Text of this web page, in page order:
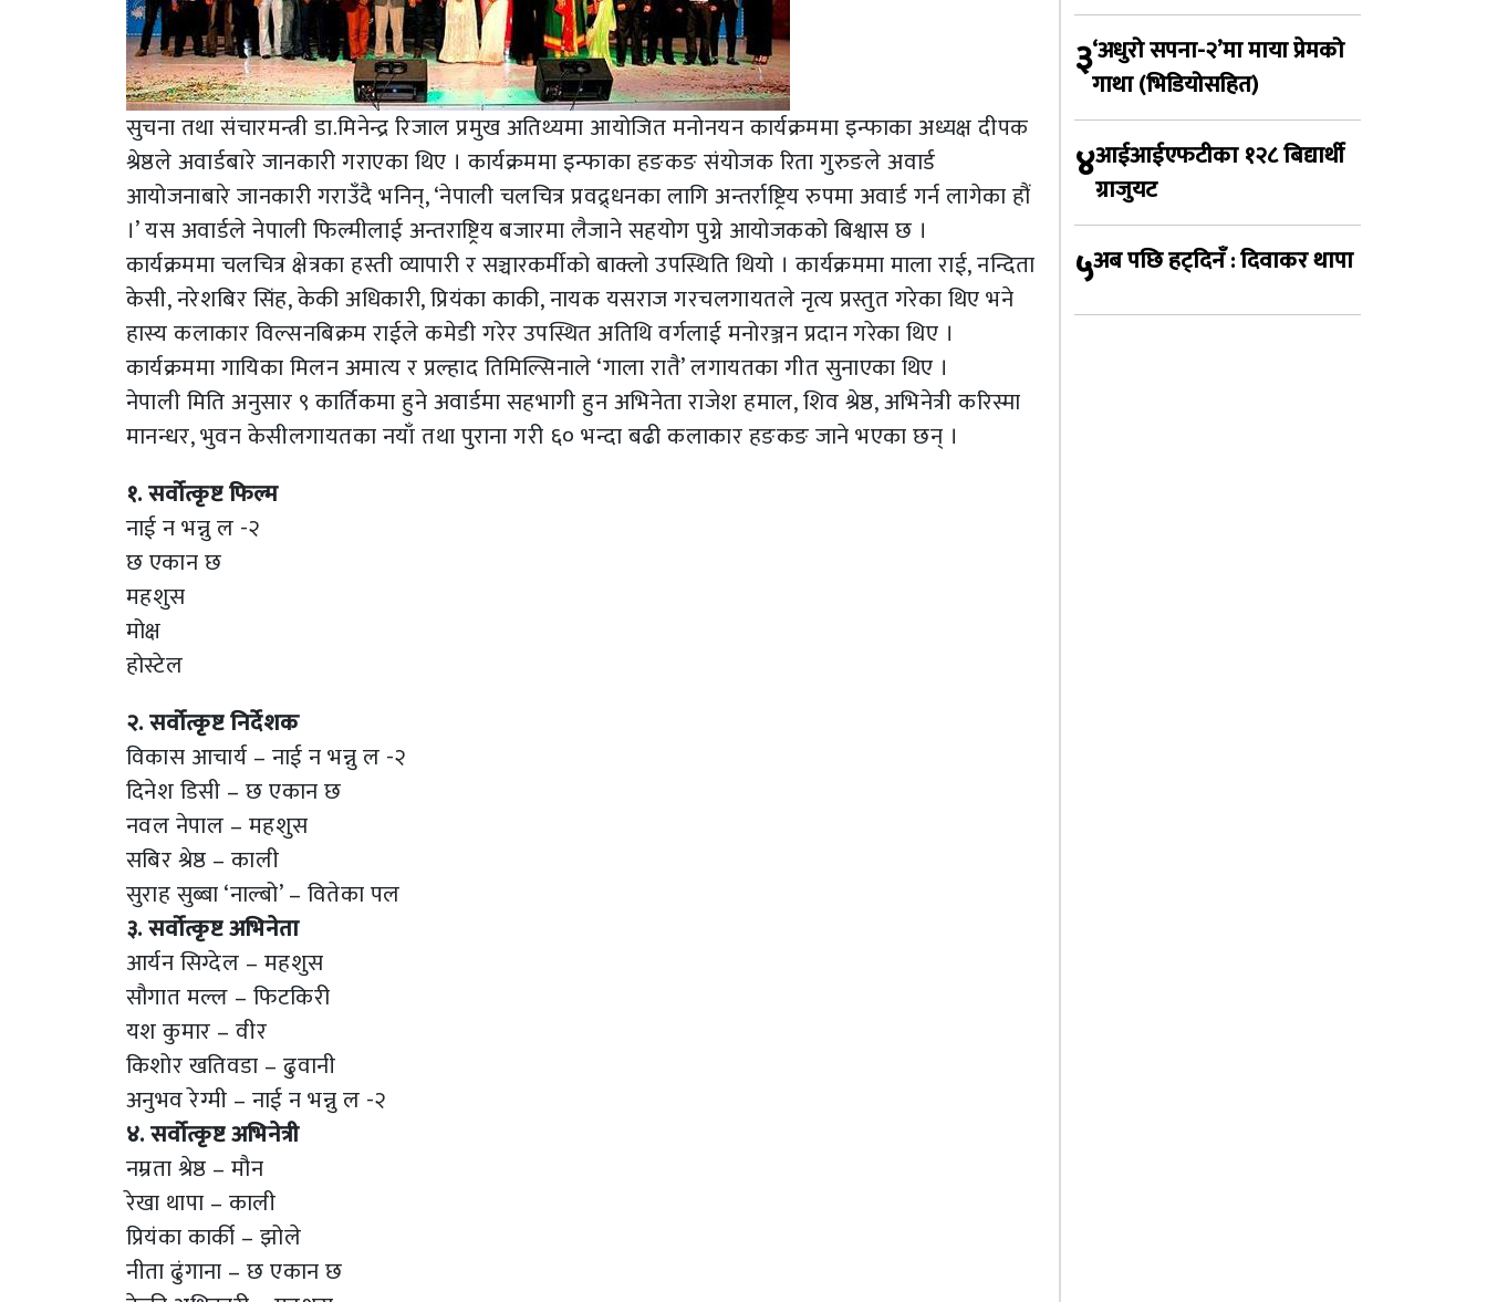
सुचना तथा संचारमन्त्री डा.मिनेन्द्र रिजाल प्रमुख अतिथ्यमा आयोजित मनोनयन कार्यक्रममा इन्फाका अध्यक्ष दीपक
श्रेष्ठले अवार्डबारे जानकारी गराएका थिए । कार्यक्रममा इन्फाका हङकङ संयोजक रिता गुरुङले अवार्ड
आयोजनाबारे जानकारी गराउँदै भनिन्, ‘नेपाली चलचित्र प्रवद्र्धनका लागि अन्तर्राष्ट्रिय रुपमा अवार्ड गर्न लागेका हौं
।’ यस अवार्डले नेपाली फिल्मीलाई अन्तराष्ट्रिय बजारमा लैजाने सहयोग पुग्ने आयोजकको बिश्वास छ ।
कार्यक्रममा चलचित्र क्षेत्रका हस्ती व्यापारी र सञ्चारकर्मीको बाक्लो उपस्थिति थियो । कार्यक्रममा माला राई, नन्दिता
केसी, नरेशबिर सिंह, केकी अधिकारी, प्रियंका काकी, नायक यसराज गरचलगायतले नृत्य प्रस्तुत गरेका थिए भने
हास्य कलाकार विल्सनबिक्रम राईले कमेडी गरेर उपस्थित अतिथि वर्गलाई मनोरञ्जन प्रदान गरेका थिए ।
कार्यक्रममा गायिका मिलन अमात्य र प्रल्हाद तिमिल्सिनाले ‘गाला रातै’ लगायतका गीत सुनाएका थिए ।
नेपाली मिति अनुसार ९ कार्तिकमा हुने अवार्डमा सहभागी हुन अभिनेता राजेश हमाल, शिव श्रेष्ठ, अभिनेत्री करिस्मा
मानन्धर, भुवन केसीलगायतका नयाँ तथा पुराना गरी ६० भन्दा बढी कलाकार हङकङ जाने भएका छन् ।
१. सर्वोत्कृष्ट फिल्म
नाई न भन्नु ल -२
छ एकान छ
महशुस
मोक्ष
होस्टेल
२. सर्वोत्कृष्ट निर्देशक
विकास आचार्य – नाई न भन्नु ल -२
दिनेश डिसी – छ एकान छ
नवल नेपाल – महशुस
सबिर श्रेष्ठ – काली
सुराह सुब्बा ‘नाल्बो’ – वितेका पल
३. सर्वोत्कृष्ट अभिनेता
आर्यन सिग्देल – महशुस
सौगात मल्ल – फिटकिरी
यश कुमार – वीर
किशोर खतिवडा – ढुवानी
अनुभव रेग्मी – नाई न भन्नु ल -२
४. सर्वोत्कृष्ट अभिनेत्री
नम्रता श्रेष्ठ – मौन
रेखा थापा – काली
प्रियंका कार्की – झोले
नीता ढुंगाना – छ एकान छ
३‘अधुरो सपना-२’मा माया प्रेमको
गाथा (भिडियोसहित)
४आईआईएफटीका १२८ बिद्यार्थी
ग्राजुयट
५अब पछि हट्दिनँ : दिवाकर थापा